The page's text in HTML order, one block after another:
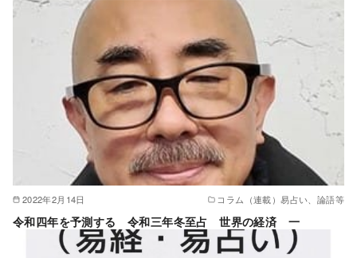
2022年2月14日 コラム（連載）易占い、論語等
令和四年を予測する 令和三年冬至占 世界の経済 一